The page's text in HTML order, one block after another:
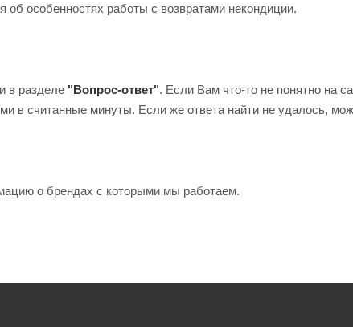
об особенностях работы с возвратами некондиции.
в разделе "Вопрос-ответ". Если Вам что-то не понятно на
в считанные минуты. Если же ответа найти не удалось,
о брендах с которыми мы работаем.